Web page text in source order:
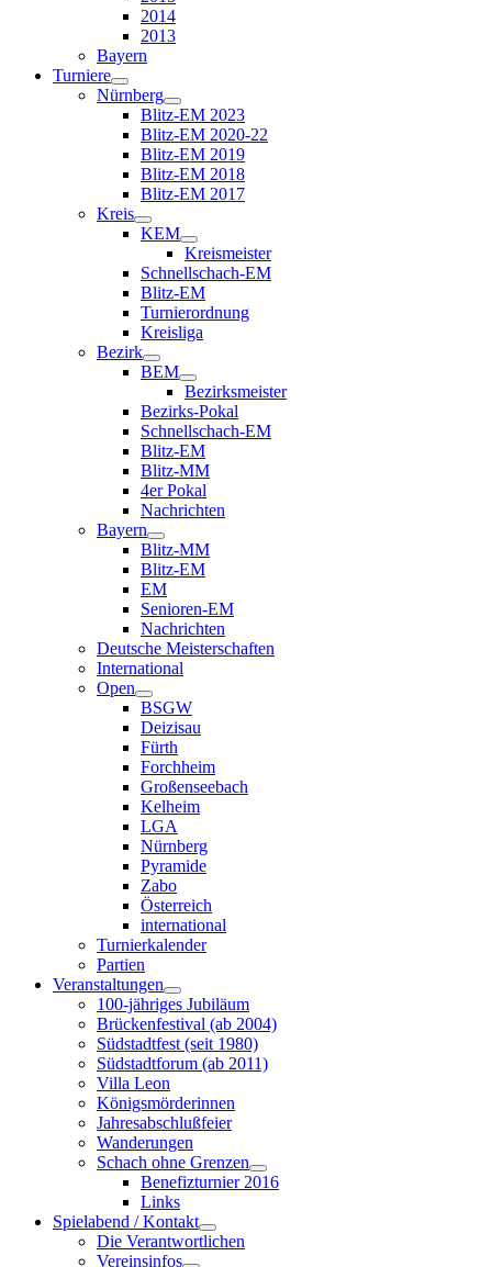
2014
2013
Bayern
Turniere
Nürnberg
Blitz-EM 2023
Blitz-EM 2020-22
Blitz-EM 2019
Blitz-EM 2018
Blitz-EM 2017
Kreis
KEM
Kreismeister
Schnellschach-EM
Blitz-EM
Turnierordnung
Kreisliga
Bezirk
BEM
Bezirksmeister
Bezirks-Pokal
Schnellschach-EM
Blitz-EM
Blitz-MM
4er Pokal
Nachrichten
Bayern
Blitz-MM
Blitz-EM
EM
Senioren-EM
Nachrichten
Deutsche Meisterschaften
International
Open
BSGW
Deizisau
Fürth
Forchheim
Großenseebach
Kelheim
LGA
Nürnberg
Pyramide
Zabo
Österreich
international
Turnierkalender
Partien
Veranstaltungen
100-jähriges Jubiläum
Brückenfestival (ab 2004)
Südstadtfest (seit 1980)
Südstadtforum (ab 2011)
Villa Leon
Königsmörderinnen
Jahresabschlußfeier
Wanderungen
Schach ohne Grenzen
Benefizturnier 2016
Links
Spielabend / Kontakt
Die Verantwortlichen
Vereinsinfos